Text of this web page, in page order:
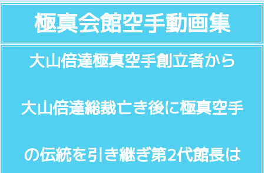
ブルースリーストーリーTV
Gemini 超人口知能
Geminiの反応
Progress BIGBANの基本理念
フリーカメラマン
Yuriko.T 2024/1/22
極真会空手 100人組手
SPの護身術
極真空手を見たい方
格闘技の猛者紹介動画
NPO団体を設立します
ひと休みのコーナー
極真会館空手動画集
大山倍達極真空手創立者から
大山倍達総裁亡き後に極真空手
の伝統を引き継ぎ第2代館長は